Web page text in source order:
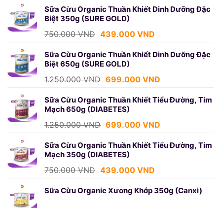
Sữa Cừu Organic Thuần Khiết Dinh Dưỡng Đặc
Biệt 350g (SURE GOLD)
750.000VND Giá
là:
750.000 VND.
439.000 VNDGiá
tại
439.000 VND.
Sữa Cừu Organic Thuần Khiết Dinh Dưỡng Đặc
Biệt 650g (SURE GOLD)
1.250.000VND Giá
là:
1.250.000 VND.
699.000 VNDGiá
tại
Sữa Cừu Organic Thuần Khiết Tiểu Đường, Tim
Mạch 650g (DIABETES)
1.250.000VND Giá
là:
1.250.000 VND.
699.000 VNDGiá
tại
Sữa Cừu Organic Thuần Khiết Tiểu Đường, Tim
Mạch 350g (DIABETES)
750.000VND Giá
là:
439.000 VNDGiá
tại
Sữa Cừu Organic Xương Khớp 350g (Canxi)